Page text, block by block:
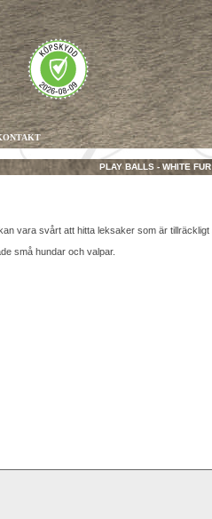
PLAY BALLS - WHITE FUR
vara svårt att hitta leksaker som är tillräckligt
små hundar och valpar.